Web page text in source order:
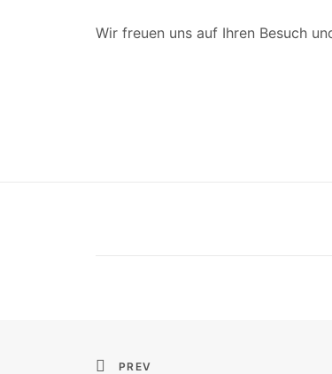
Wir freuen uns auf Ihren Besuch
PREV